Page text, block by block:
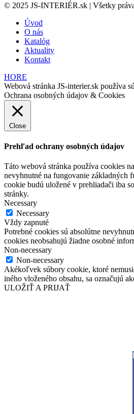
© 2025 JS-INTERIÉR.sk | Všetky
Úvod
O nás
Katalóg
Aktuality
Kontakt
HORE
Webová stránka JS-interier.sk používa
Ochrana osobných údajov & Cookies
Close
Prehľad ochrany osobných údajov
Táto webová stránka používa cookies
nevyhnutné na fungovanie základných
cookie budú uložené v prehliadači iba
stránky.
Necessary
Necessary
Vždy zapnuté
Potrebné cookies sú absolútne
cookies neobsahujú žiadne osobné
Non-necessary
Non-necessary
Akékoľvek súbory cookie, ktoré
iného vloženého obsahu, sa označujú
ULOŽIŤ A PRIJAŤ